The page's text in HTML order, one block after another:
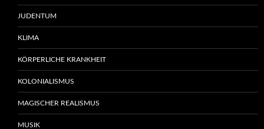
JUDENTUM
KLIMA
KÖRPERLICHE KRANKHEIT
KOLONIALISMUS
MAGISCHER REALISMUS
MUSIK